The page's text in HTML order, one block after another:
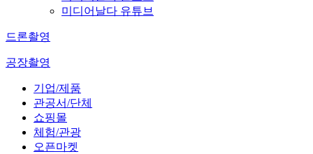
미디어날다 유튜브
드론촬영
공장촬영
기업/제품
관공서/단체
쇼핑몰
체험/관광
오픈마켓